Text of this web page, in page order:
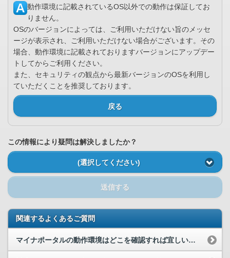
動作環境に記載されているOS以外での動作は保証してお
りません。
OSのバージョンによっては、ご利用いただけない旨のメッセ
ージが表示され、ご利用いただけない場合がございます。その
場合、動作環境に記載されておりますバージョンにアップデー
トしてからご利用ください。
また、セキュリティの観点から最新バージョンのOSを利用し
ていただくことを推奨しております。
戻る
この情報により疑問は解決しましたか？
(選択してください)
送信する
関連するよくあるご質問
マイナポータルの動作環境はどこを確認すれば宜しいでしょうか。